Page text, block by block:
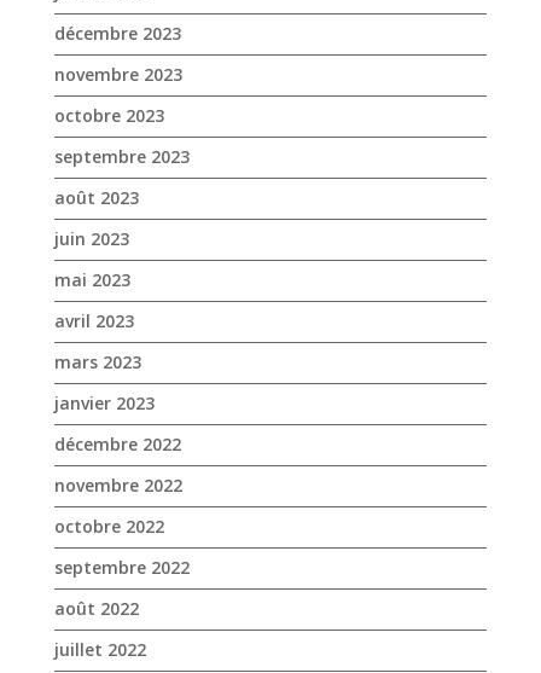
décembre 2023
novembre 2023
octobre 2023
septembre 2023
août 2023
juin 2023
mai 2023
avril 2023
mars 2023
janvier 2023
décembre 2022
novembre 2022
octobre 2022
septembre 2022
août 2022
juillet 2022